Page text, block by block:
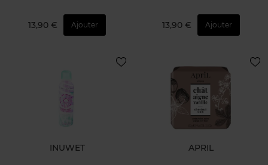
13,90 € Ajouter 13,90 € Ajouter
INUWET APRIL